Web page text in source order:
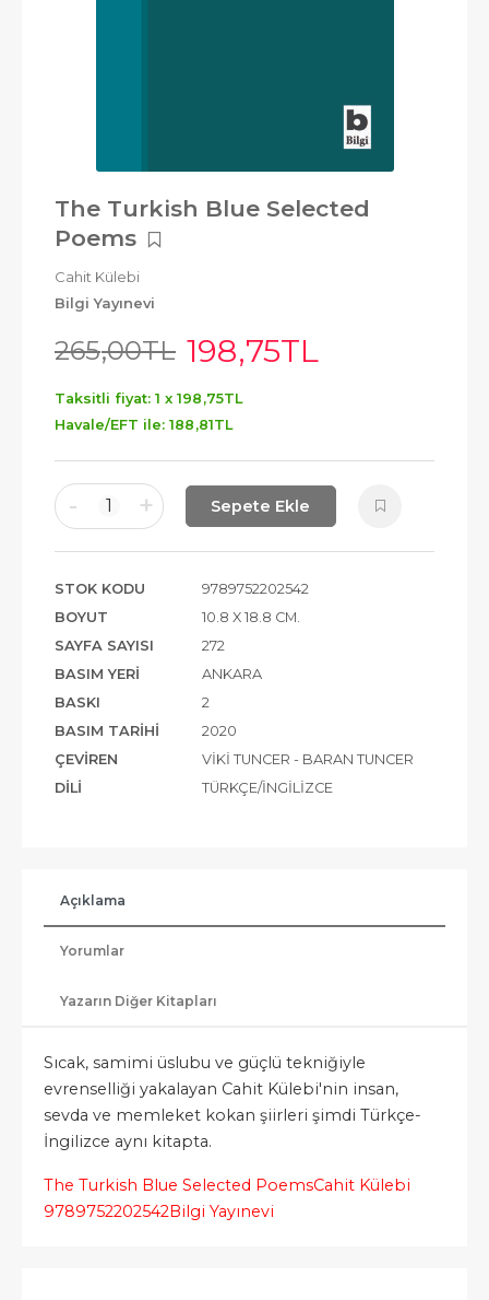
The Turkish Blue Selected
Poems
Cahit Külebi
Bilgi Yayınevi
265,00TL 198,75TL
Taksitli fiyat: 1 x 198 ,75TL
Havale/EFT ile: 188 ,81TL
- 1 + Sepete Ekle
STOK KODU
9789752202542
BOYUT
10.8 X 18.8 CM.
SAYFA SAYISI
272
BASIM YERI
ANKARA
BASKI
2
BASIM TARIHI
2020
ÇEVIREN
VIKI TUNCER - BARAN TUNCER
DILI
TÜRKÇE/İNGILIZCE
Açıklama
Yorumlar
Yazarın Diğer Kitapları
Sıcak, samimi üslubu ve güçlü tekniğiyle
evrenselliği yakalayan Cahit Külebi'nin insan,
sevda ve memleket kokan şiirleri şimdi Türkçe-
İngilizce aynı kitapta.
The Turkish Blue Selected PoemsCahit Külebi
9789752202542Bilgi Yayınevi